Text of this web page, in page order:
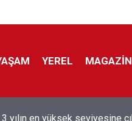
YEREL MAGAZİN
savcılığa suç duyurusu